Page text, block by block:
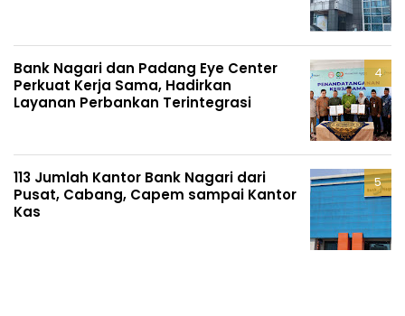
Bank Nagari dan Padang Eye Center
Perkuat Kerja Sama, Hadirkan
Layanan Perbankan Terintegrasi
113 Jumlah Kantor Bank Nagari dari
Pusat, Cabang, Capem sampai Kantor
Kas